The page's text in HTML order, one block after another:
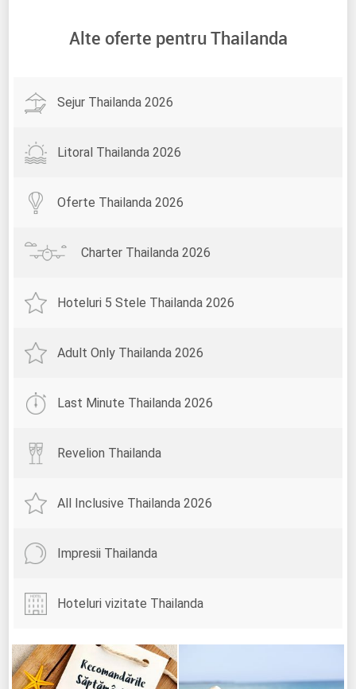
Alte oferte pentru Thailanda
Sejur Thailanda 2026
Litoral Thailanda 2026
Oferte Thailanda 2026
Charter Thailanda 2026
Hoteluri 5 Stele Thailanda 2026
Adult Only Thailanda 2026
Last Minute Thailanda 2026
Revelion Thailanda
All Inclusive Thailanda 2026
Impresii Thailanda
Hoteluri vizitate Thailanda